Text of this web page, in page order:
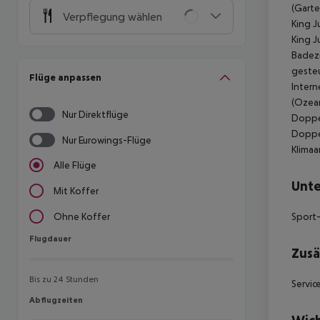
Verpflegung wählen
Flüge anpassen
Nur Direktflüge
Nur Eurowings-Flüge
Alle Flüge
Mit Koffer
Ohne Koffer
Flugdauer
Flugdauer
Bis zu 24 Stunden
Abflugzeiten
Abflugzeiten
King
King